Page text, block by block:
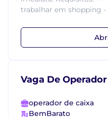
trabalhar em shopping -
Vaga De
operador de caixa
BemBarato